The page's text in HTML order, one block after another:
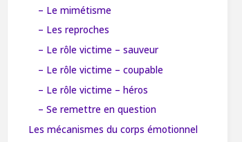
– Le mimétisme
– Les reproches
– Le rôle victime – sauveur
– Le rôle victime – coupable
– Le rôle victime – héros
– Se remettre en question
Les mécanismes du corps émotionnel